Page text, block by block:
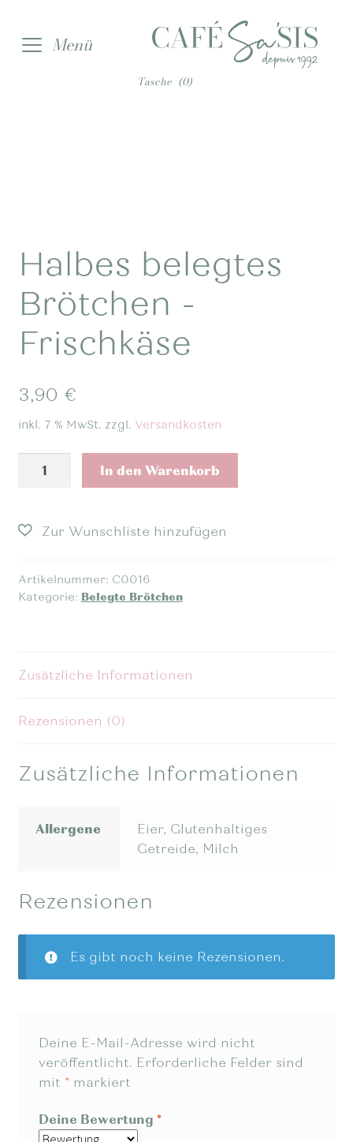
Navigation
InhaltMenü
Tasche (0)
Halbes belegtes
Brötchen -
Frischkäse
3,90 €
inkl. 7 % MwSt. zzgl. Versandkosten
-
Frischkäse
In den Warenkorb
Artikelnummer: C0016
Kategorie: Belegte Brötchen
Zusätzliche Informationen
Rezensionen (0)
Zusätzliche Informationen
Allergene
Eier, Glutenhaltiges
Getreide, Milch
Rezensionen
Es gibt noch keine Rezensionen.
Deine E-Mail-Adresse wird nicht
veröffentlicht. Erforderliche Felder sind
mit * markiert
Deine Bewertung *